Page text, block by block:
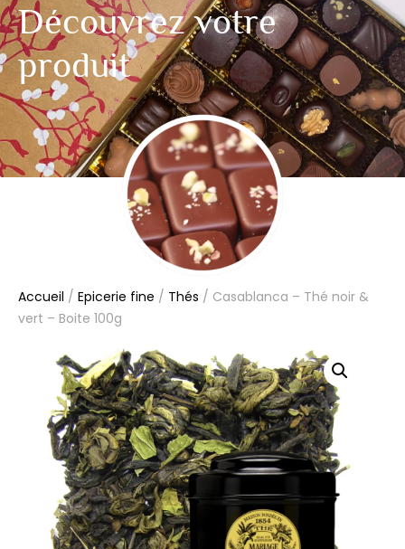
Découvrez votre
produit
Accueil / Epicerie fine / Thés / Casablanca – Thé noir &
vert – Boite 100g